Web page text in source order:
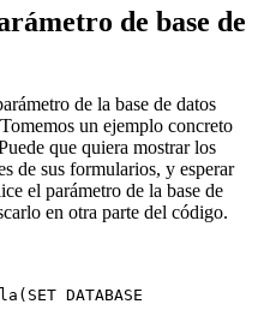
de base de
de la base de datos
un ejemplo concreto
que quiera mostrar los
de sus formularios, y esperar
el parámetro de la base de
en otra parte del código.
( SET DATABASE